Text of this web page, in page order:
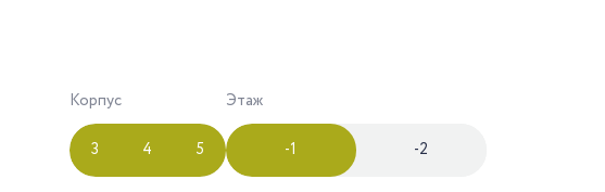
Корпус
3 4 5
Этаж
-1 -2